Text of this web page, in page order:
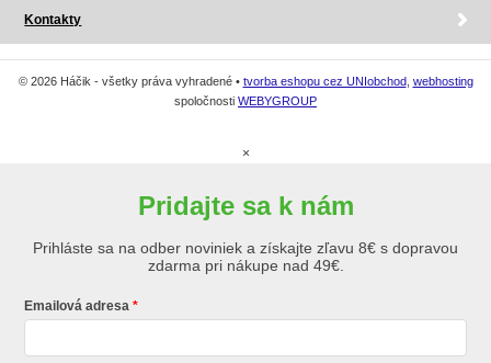
Kontakty
© 2026 Háčik - všetky práva vyhradené • tvorba eshopu cez UNIobchod, webhosting
spoločnosti WEBYGROUP
×
Pridajte sa k nám
Prihláste sa na odber noviniek a získajte zľavu 8€ s dopravou
zdarma pri nákupe nad 49€.
Emailová adresa